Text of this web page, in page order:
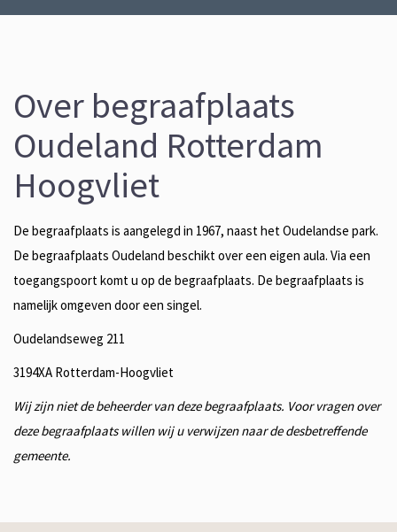
Over begraafplaats
Oudeland Rotterdam
Hoogvliet
De begraafplaats is aangelegd in 1967, naast het Oudelandse park.
De begraafplaats Oudeland beschikt over een eigen aula. Via een
toegangspoort komt u op de begraafplaats. De begraafplaats is
namelijk omgeven door een singel.
Oudelandseweg 211
3194XA Rotterdam-Hoogvliet
Wij zijn niet de beheerder van deze begraafplaats. Voor vragen over
deze begraafplaats willen wij u verwijzen naar de desbetreffende
gemeente.